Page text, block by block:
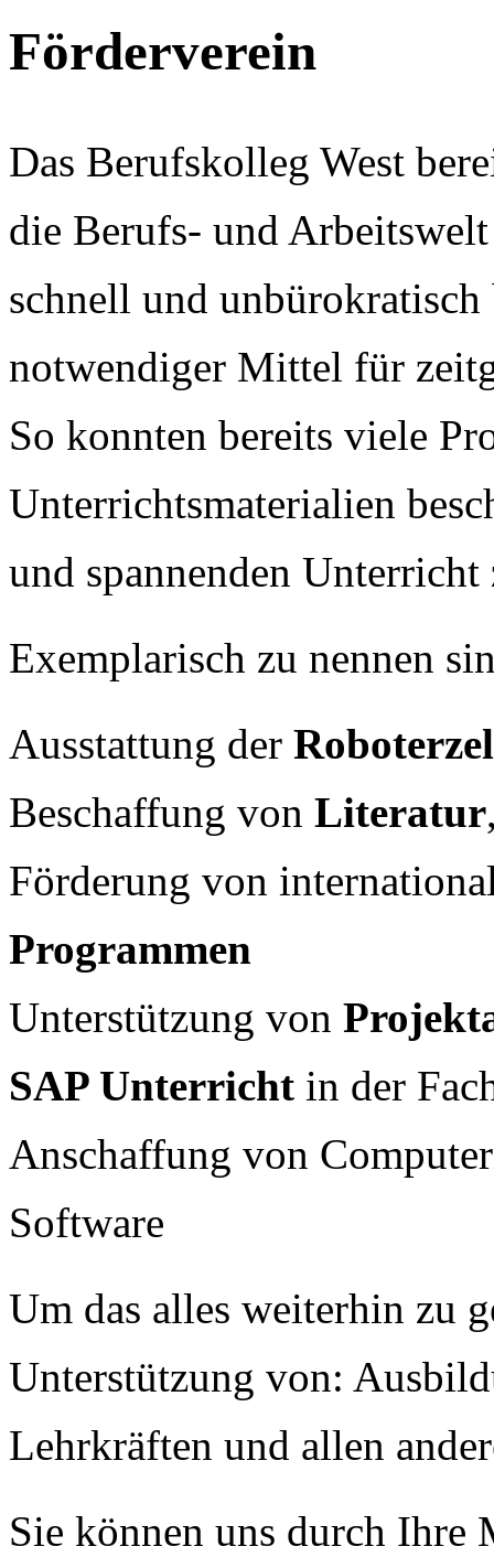
Förderverein
Das Berufskolleg West
die Berufs- und
schnell und
notwendiger Mittel für
So konnten bereits viele
Unterrichtsmaterialien
und spannenden
Exemplarisch zu nennen
Ausstattung der
Beschaffung von Literatur
Förderung von
Programmen
Unterstützung von
SAP Unterricht in der
Anschaffung von
Software
Um das alles weiterhin zu
Unterstützung von:
Lehrkräften und allen
Sie können uns durch Ihre